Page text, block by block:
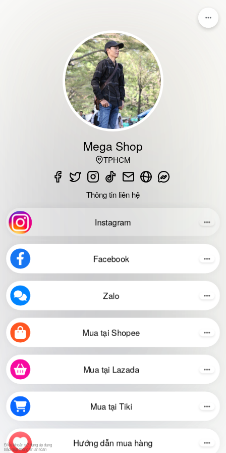
Mega Shop
TPHCM
Thông tin liên hệ
Instagram
Facebook
Zalo
Mua tại Shopee
Mua tại Lazada
Mua tại Tiki
Hướng dẫn mua hàng
Điều khoản sử dụng áp dụng
Bảo mật thông tin an toàn